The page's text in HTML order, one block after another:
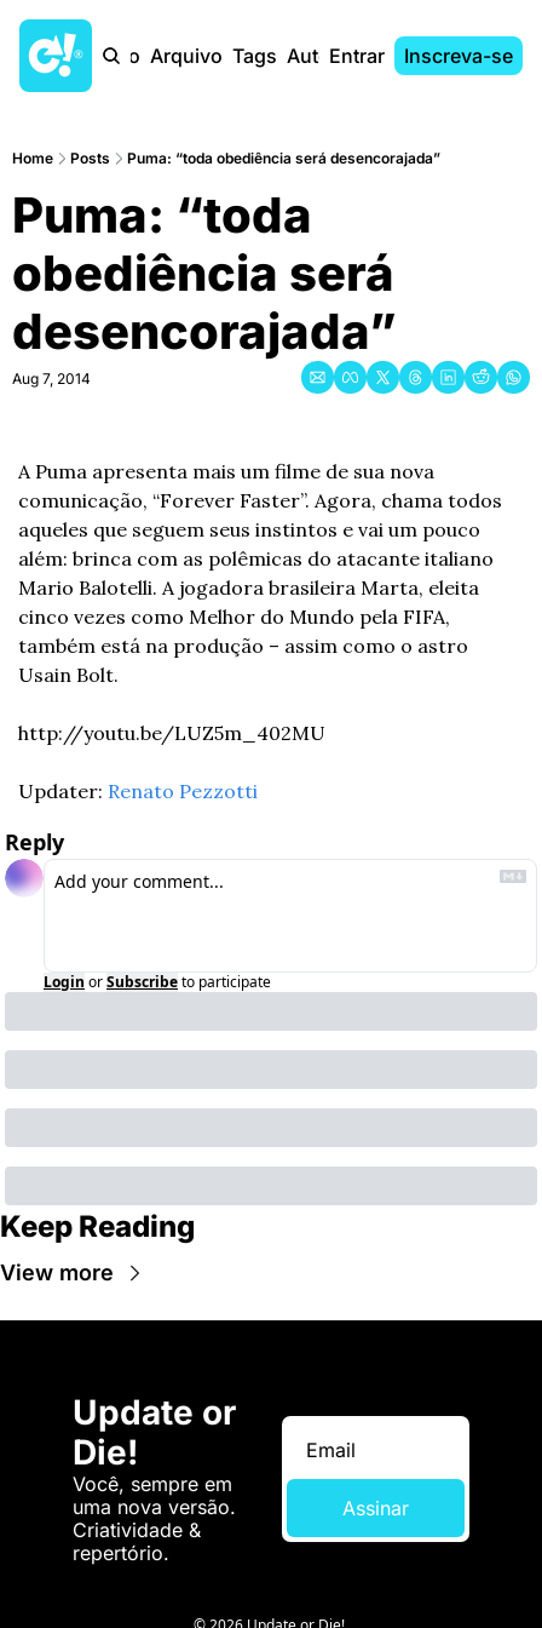
Início Arquivo Tags AutoresEntrar Inscreva-se
Home Posts Puma: “toda obediência será desencorajada”
Puma: “toda
obediência será
desencorajada”
Aug 7, 2014
A Puma apresenta mais um filme de sua nova
comunicação, “Forever Faster”. Agora, chama todos
aqueles que seguem seus instintos e vai um pouco
além: brinca com as polêmicas do atacante italiano
Mario Balotelli. A jogadora brasileira Marta, eleita
cinco vezes como Melhor do Mundo pela FIFA,
também está na produção – assim como o astro
Usain Bolt.
http://youtu.be/LUZ5m_402MU
Updater: Renato Pezzotti
Reply
Login orSubscribeto participate
Keep Reading
View more
Update or
Die!
Você, sempre em
uma nova versão.
Criatividade &
repertório.
Assinar